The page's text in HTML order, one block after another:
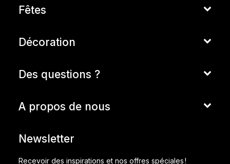
Fêtes
Décoration
Des questions ?
A propos de nous
Newsletter
Recevoir des inspirations et nos offres spéciales !